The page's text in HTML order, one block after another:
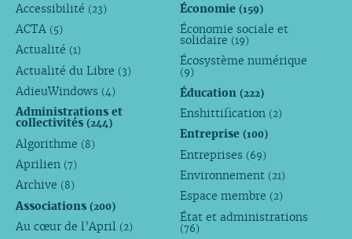
Accessibilité (23)
ACTA (5)
Actualité (1)
Actualité du Libre (3)
AdieuWindows (4)
Administrations et
collectivités (244)
Algorithme (8)
Aprilien (7)
Archive (8)
Associations (200)
Au cœur de l’April (2)
Économie(159)
Économie sociale et
solidaire (19)
Écosystème numérique
(9)
Éducation(222)
Enshittification (2)
Entreprise(100)
Entreprises (69)
Environnement (21)
Espace membre (2)
État et administrations
(76)